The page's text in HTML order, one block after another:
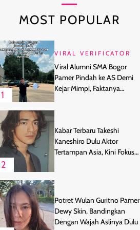
MOST POPULAR
1
VIRAL VERIFICATOR
Viral Alumni SMA Bogor
Pamer Pindah ke AS Demi
Kejar Mimpi, Faktanya
2
Kabar Terbaru Takeshi
Kaneshiro Dulu Aktor
Tertampan Asia, Kini Fokus
Potret Wulan Guritno Pamer
Dewy Skin, Bandingkan
Dengan Wajah Aslinya Dulu